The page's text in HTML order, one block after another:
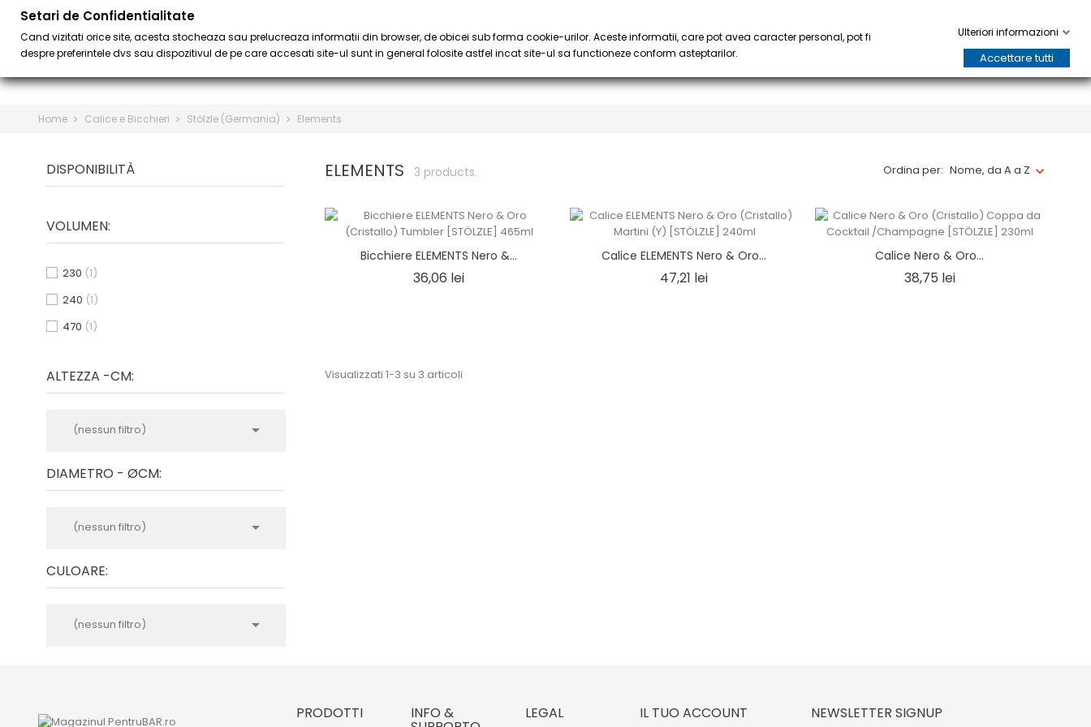
PER IL BAR
Home Calice e Bicchieri Stölzle (Germania) Elements
DISPONIBILITÀ
VOLUMEN:
230 (1)
240 (1)
470 (1)
ALTEZZA -CM:
(nessun filtro) 
DIAMETRO - ØCM:
(nessun filtro) 
CULOARE:
(nessun filtro) 
ELEMENTS 3 products. Ordina per: Nome, da A a Z
Bicchiere ELEMENTS Nero &...
36,06 leiPrezzo
Calice ELEMENTS Nero & Oro...
47,21 leiPrezzo
Calice Nero & Oro...
38,75 leiPrezzo
Visualizzati 1-3 su 3 articoli
PRODOTTI INFO & LEGAL IL TUO ACCOUNT NEWSLETTER SIGNUP
Setari de Confidentialitate
Cand vizitati orice site, acesta stocheaza sau prelucreaza informatii din browser, de obicei sub forma cookie-urilor. Aceste informatii, care pot avea caracter personal, pot fi
despre preferintele dvs sau dispozitivul de pe care accesati site-ul sunt in general folosite astfel incat site-ul sa functioneze conform asteptarilor.
Ulteriori informazioni
Accettare tutti